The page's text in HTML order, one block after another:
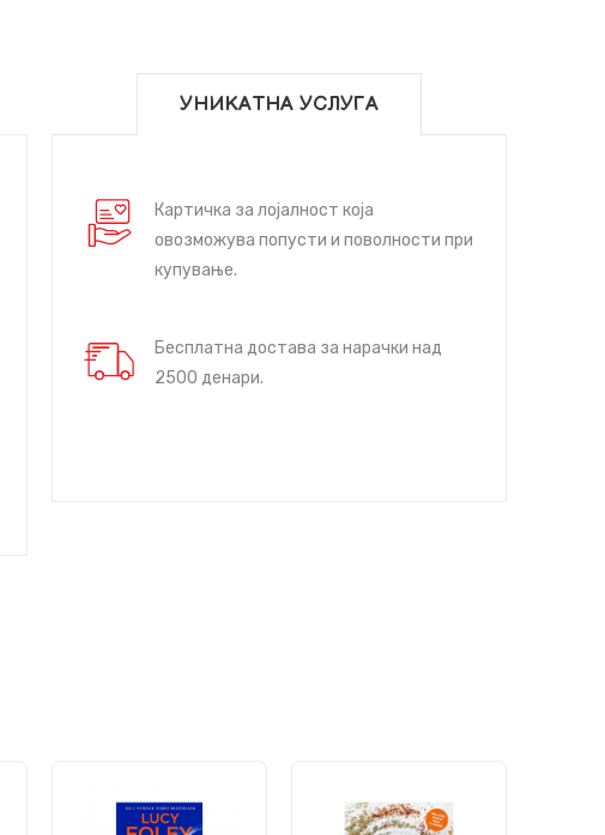
УНИКАТНА УСЛУГА
Картичка за лојалност која
овозможува попусти и поволности при
купување.
Бесплатна достава за нарачки над
2500 денари.